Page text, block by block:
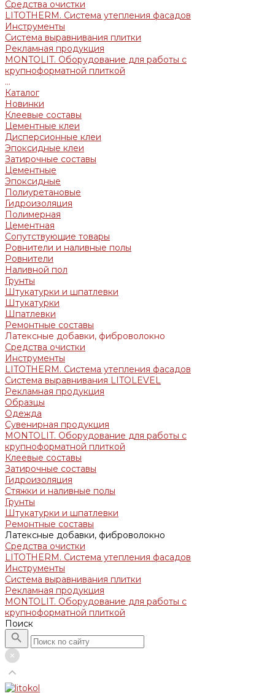
Средства очистки
LITOTHERM. Система утепления фасадов
Инструменты
Система выравнивания плитки
Рекламная продукция
MONTOLIT. Оборудование для работы с
крупноформатной плиткой
...
Каталог
Новинки
Клеевые составы
Цементные клеи
Дисперсионные клеи
Эпоксидные клеи
Затирочные составы
Цементные
Эпоксидные
Полиуретановые
Гидроизоляция
Полимерная
Цементная
Сопутствующие товары
Ровнители и наливные полы
Ровнители
Наливной пол
Грунты
Штукатурки и шпатлевки
Штукатурки
Шпатлевки
Ремонтные составы
Латексные добавки, фиброволокно
Средства очистки
Инструменты
LITOTHERM. Система утепления фасадов
Система выравнивания LITOLEVEL
Рекламная продукция
Образцы
Одежда
Сувенирная продукция
MONTOLIT. Оборудование для работы с
крупноформатной плиткой
Клеевые составы
Затирочные составы
Гидроизоляция
Стяжки и наливные полы
Грунты
Штукатурки и шпатлевки
Ремонтные составы
Латексные добавки, фиброволокно
Средства очистки
LITOTHERM. Система утепления фасадов
Инструменты
Система выравнивания плитки
Рекламная продукция
MONTOLIT. Оборудование для работы с
крупноформатной плиткой
Поиск